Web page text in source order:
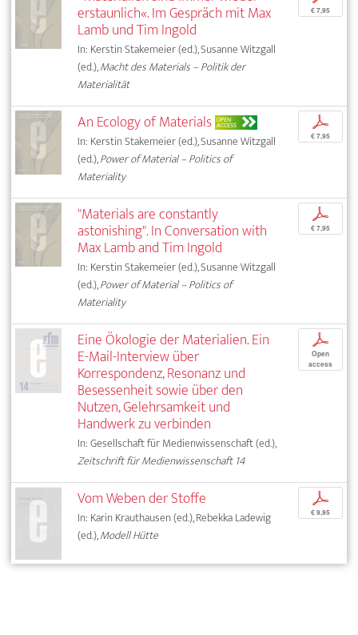
erstaunlich«. Im Gespräch mit Max
Lamb und Tim Ingold
In: Kerstin Stakemeier (ed.), Susanne Witzgall
(ed.),Macht des Materials – Politik der
Materialität
€ 7,95
An Ecology of Materials OPEN
ACCESS
In: Kerstin Stakemeier (ed.), Susanne Witzgall
(ed.),Power of Material – Politics of
Materiality
p
€ 7,95
"Materials are constantly
astonishing". In Conversation with
Max Lamb and Tim Ingold
In: Kerstin Stakemeier (ed.), Susanne Witzgall
(ed.),Power of Material – Politics of
Materiality
p
€ 7,95
Eine Ökologie der Materialien. Ein
E-Mail-Interview über
Korrespondenz, Resonanz und
Besessenheit sowie über den
Nutzen, Gelehrsamkeit und
Handwerk zu verbinden
In: Gesellschaft für Medienwissenschaft (ed.),
Zeitschrift für Medienwissenschaft 14
p
Open
access
Vom Weben der Stoffe
In: Karin Krauthausen (ed.), Rebekka Ladewig
(ed.),Modell Hütte
p
€ 9,95